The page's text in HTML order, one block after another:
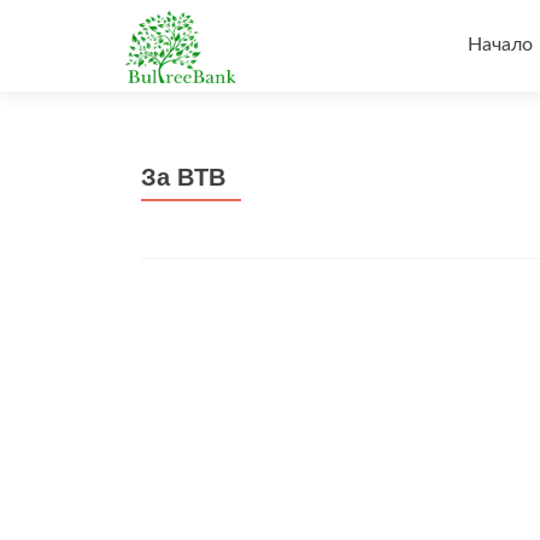
към
Начало
За BTB